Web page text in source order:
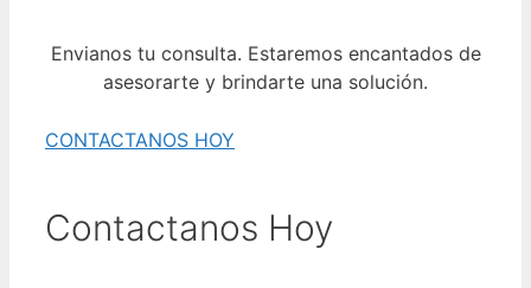
Envianos tu consulta. Estaremos encantados de
asesorarte y brindarte una solución.
CONTACTANOS HOY
Contactanos Hoy